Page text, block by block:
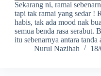
Sekarang ni, ramai
tapi tak ramai yang sedar !
habis, tak ada mood nak
semua benda rasa serabut.
itu sebenarnya antara
Nurul Nazihah